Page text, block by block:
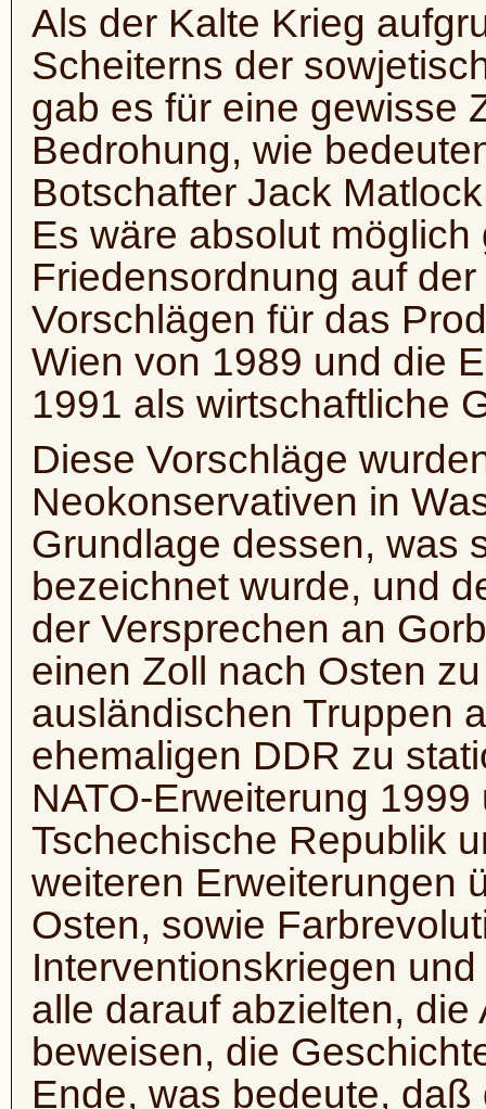
Als der Kalte Krieg
Scheiterns der
gab es für eine gewisse
Bedrohung, wie
Botschafter Jack
Es wäre absolut
Friedensordnung auf
Vorschlägen für das
Wien von 1989 und die
1991 als wirtschaftliche
Diese Vorschläge
Neokonservativen in
Grundlage dessen, was
bezeichnet wurde, und
der Versprechen an
einen Zoll nach Osten
ausländischen Truppen
ehemaligen DDR zu
NATO-Erweiterung
Tschechische Republik
weiteren Erweiterungen
Osten, sowie
Interventionskriegen
alle darauf abzielten,
beweisen, die
Ende, was bedeute,